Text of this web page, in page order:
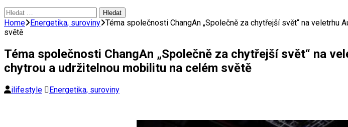
Vyhledávání
Home Energetika, suroviny Téma společnosti ChangAn „Společně za chytřejší svět“ na
světě
Téma společnosti ChangAn „Společně za chytřejší svět“ na
chytrou a udržitelnou mobilitu na celém světě
ilifestyle Energetika, suroviny